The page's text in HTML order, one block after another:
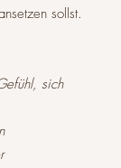
sollst.
sich